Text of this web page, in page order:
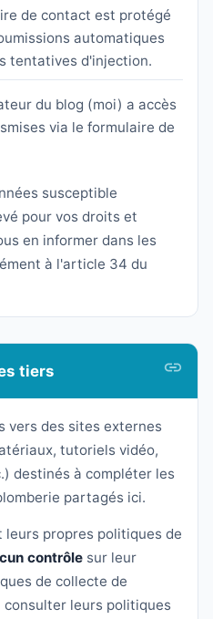
de contact est protégé
automatiques
tentatives d'injection.
du blog (moi) a accès
via le formulaire de
susceptible
pour vos droits et
en informer dans les
à l'article 34 du
tiers
vers des sites externes
tutoriels vidéo,
destinés à compléter les
partagés ici.
propres politiques de
contrôle sur leur
de collecte de
consulter leurs politiques